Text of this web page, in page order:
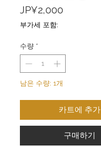
JP¥2,000
부가세 포함:
수량 *
남은 수량: 1개
카트에 추가
구매하기